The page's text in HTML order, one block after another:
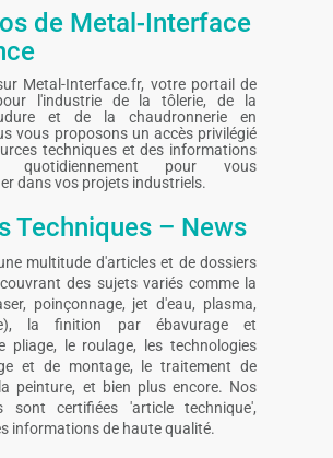
de Metal-Interface
Metal-Interface.fr, votre portail de
l'industrie de la tôlerie, de la
et de la chaudronnerie en
vous proposons un accès privilégié
techniques et des informations
quotidiennement pour vous
dans vos projets industriels.
Techniques – News
multitude d'articles et de dossiers
des sujets variés comme la
poinçonnage, jet d'eau, plasma,
la finition par ébavurage et
pliage, le roulage, les technologies
et de montage, le traitement de
peinture, et bien plus encore. Nos
sont certifiées 'article technique',
informations de haute qualité.